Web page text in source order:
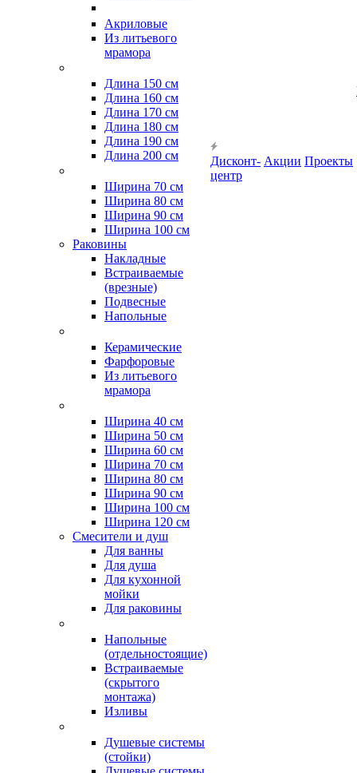
Акриловые
Из литьевого
мрамора
Длина 150 см
Длина 160 см
Длина 170 см
Длина 180 см
Длина 190 см
Длина 200 см
Ширина 70 см
Ширина 80 см
Ширина 90 см
Ширина 100 см
Раковины
Накладные
Встраиваемые
(врезные)
Подвесные
Напольные
Керамические
Фарфоровые
Из литьевого
мрамора
Ширина 40 см
Ширина 50 см
Ширина 60 см
Ширина 70 см
Ширина 80 см
Ширина 90 см
Ширина 100 см
Ширина 120 см
Смесители и душ
Для ванны
Для душа
Для кухонной
мойки
Для раковины
Напольные
(отдельностоящие)
Встраиваемые
(скрытого
монтажа)
Изливы
Душевые системы
(стойки)
Дисконт-
центр
Акции Проекты